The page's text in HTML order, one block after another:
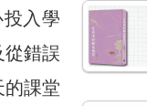
入學
錯誤
課堂